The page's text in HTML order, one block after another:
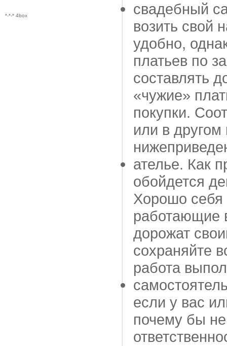
*-*-* 4box
свадебный
возить свой
удобно,
платьев по
составлять
«чужие»
покупки.
или в другом
ателье. Как
обойдется
Хорошо себя
работающие
дорожат
сохраняйте
работа
если у вас
почему бы